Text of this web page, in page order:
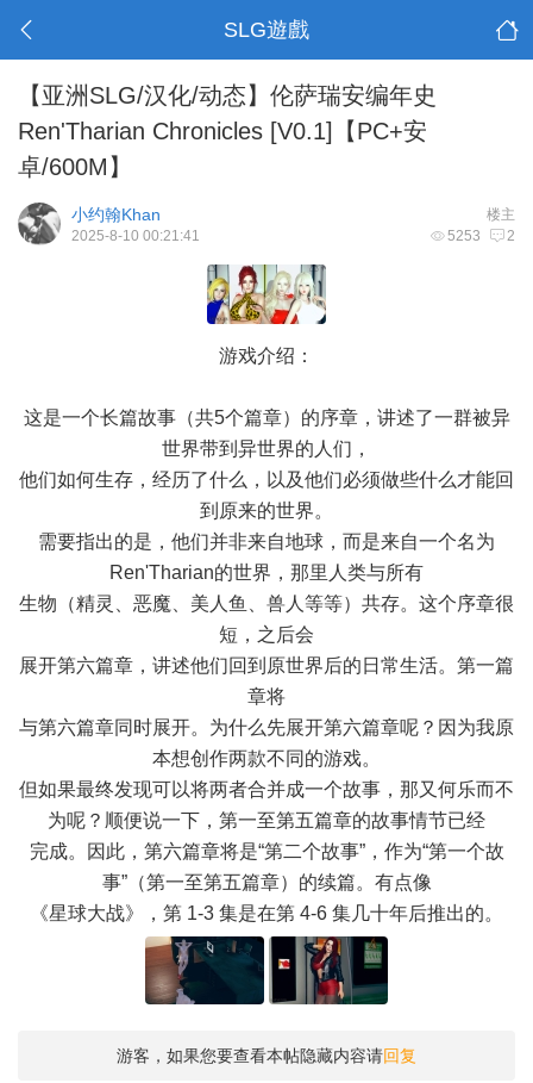
SLG遊戲
【亚洲SLG/汉化/动态】伦萨瑞安编年史
Ren'Tharian Chronicles [V0.1]【PC+安
卓/600M】
楼主
小约翰Khan
5253 2
2025-8-10 00:21:41
游戏介绍：
这是一个长篇故事（共5个篇章）的序章，讲述了一群被异
世界带到异世界的人们，
他们如何生存，经历了什么，以及他们必须做些什么才能回
到原来的世界。
需要指出的是，他们并非来自地球，而是来自一个名为
Ren'Tharian的世界，那里人类与所有
生物（精灵、恶魔、美人鱼、兽人等等）共存。这个序章很
短，之后会
展开第六篇章，讲述他们回到原世界后的日常生活。第一篇
章将
与第六篇章同时展开。为什么先展开第六篇章呢？因为我原
本想创作两款不同的游戏。
但如果最终发现可以将两者合并成一个故事，那又何乐而不
为呢？顺便说一下，第一至第五篇章的故事情节已经
完成。因此，第六篇章将是“第二个故事”，作为“第一个故
事”（第一至第五篇章）的续篇。有点像
《星球大战》，第 1-3 集是在第 4-6 集几十年后推出的。
游客，如果您要查看本帖隐藏内容请回复